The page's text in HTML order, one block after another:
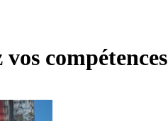
compétences